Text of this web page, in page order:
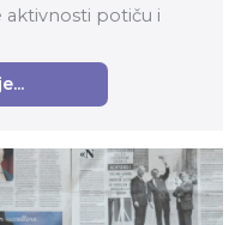
potiču i